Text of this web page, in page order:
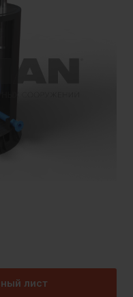
лист